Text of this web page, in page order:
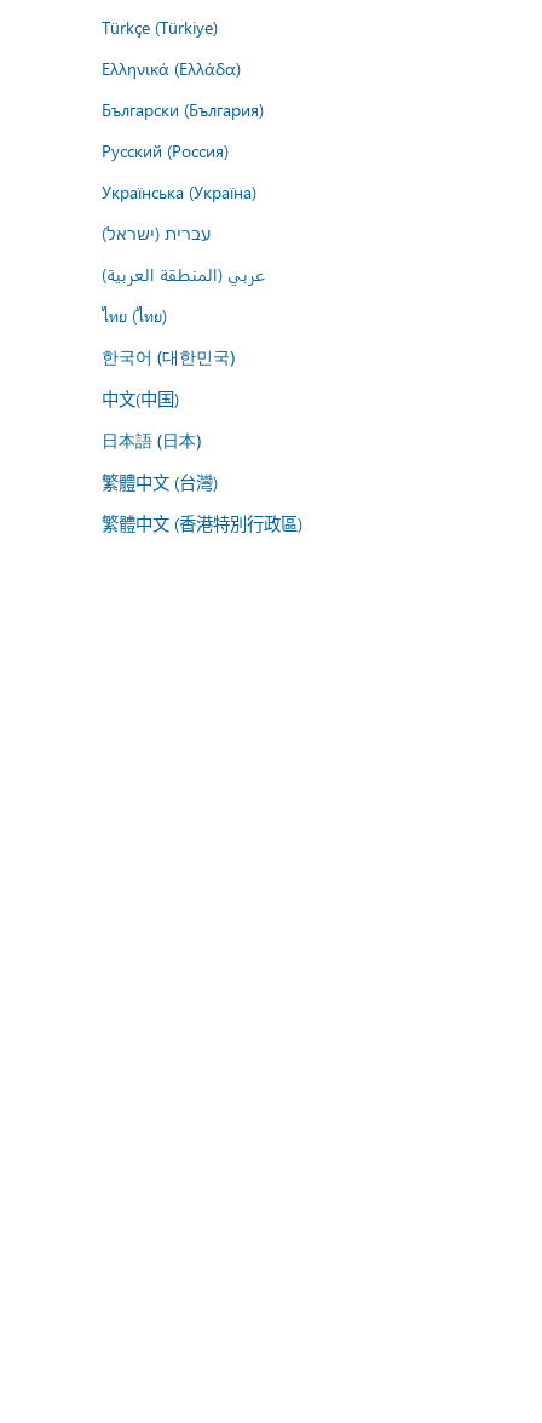
Türkçe (Türkiye)
Ελληνικά (Ελλάδα)
Български (България)
Русский (Россия)
Українська (Україна)
עברית (ישראל)
عربي (المنطقة العربية)
ไทย (ไทย)
한국어 (대한민국)
中文(中国)
日本語 (日本)
繁體中文 (台灣)
繁體中文 (香港特別行政區)